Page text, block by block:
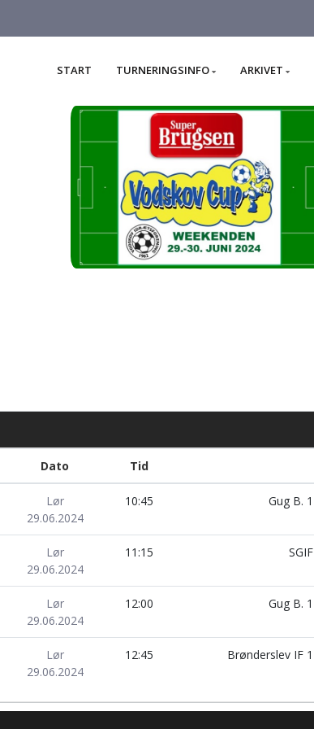
START TURNERINGSINFO ARKIVET
Dato Tid
Lør
29.06.2024
10:45 Gug B. 1
Lør
29.06.2024
11:15 SGIF
Lør
29.06.2024
12:00 Gug B. 1
Lør
29.06.2024
12:45 Brønderslev IF 1